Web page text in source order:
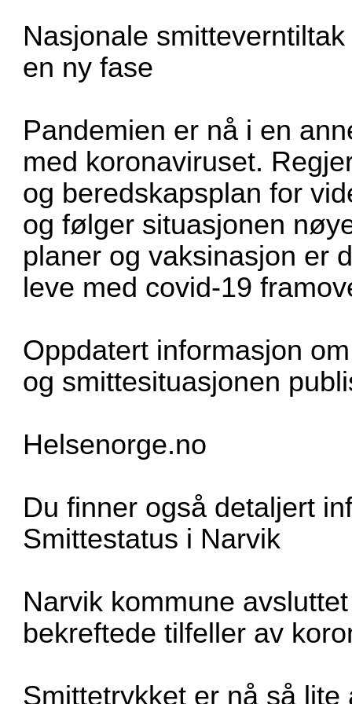
Nasjonale
en ny fase
Pandemien er nå i en
med koronaviruset.
og beredskapsplan for
og følger situasjonen
planer og vaksinasjon er
leve med covid-19
Oppdatert informasjon
og smittesituasjonen
Helsenorge.no
Du finner også detaljert
Smittestatus i Narvik
Narvik kommune
bekreftede tilfeller av
Smittetrykket er nå så